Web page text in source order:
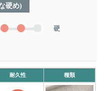
硬め)
硬
耐久性 種類